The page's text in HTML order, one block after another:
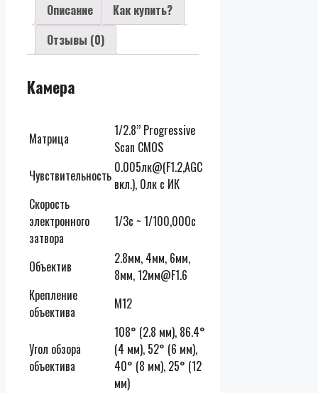
Описание
Как купить?
Отзывы (0)
Камера
Матрица
1/2.8’’ Progressive
Scan CMOS
Чувствительность 0.005лк@(F1.2,AGC
вкл.), 0лк с ИК
Скорость
электронного
затвора
1/3с ~ 1/100,000с
Объектив
2.8мм, 4мм, 6мм,
8мм, 12мм@F1.6
Крепление
объектива
M12
Угол обзора
объектива
108° (2.8 мм), 86.4°
(4 мм), 52° (6 мм),
40° (8 мм), 25° (12
мм)